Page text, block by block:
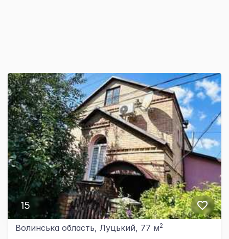
15
Волинська область, Луцький, 77 м2